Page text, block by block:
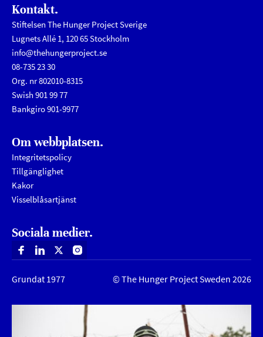
Kontakt.
Stiftelsen The Hunger Project Sverige
Lugnets Allé 1, 120 65 Stockholm
info@thehungerproject.se
08-735 23 30
Org. nr 802010-8315
Swish 901 99 77
Bankgiro 901-9977
Om webbplatsen.
Integritetspolicy
Tillgänglighet
Kakor
Visselblåsartjänst
Sociala medier.
Facebook
Linkedin
X Instagram
Grundat 1977 © The Hunger Project Sweden 2026